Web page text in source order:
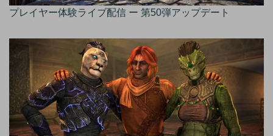
プレイヤー体験ライブ配信 ー 第50弾アップデート